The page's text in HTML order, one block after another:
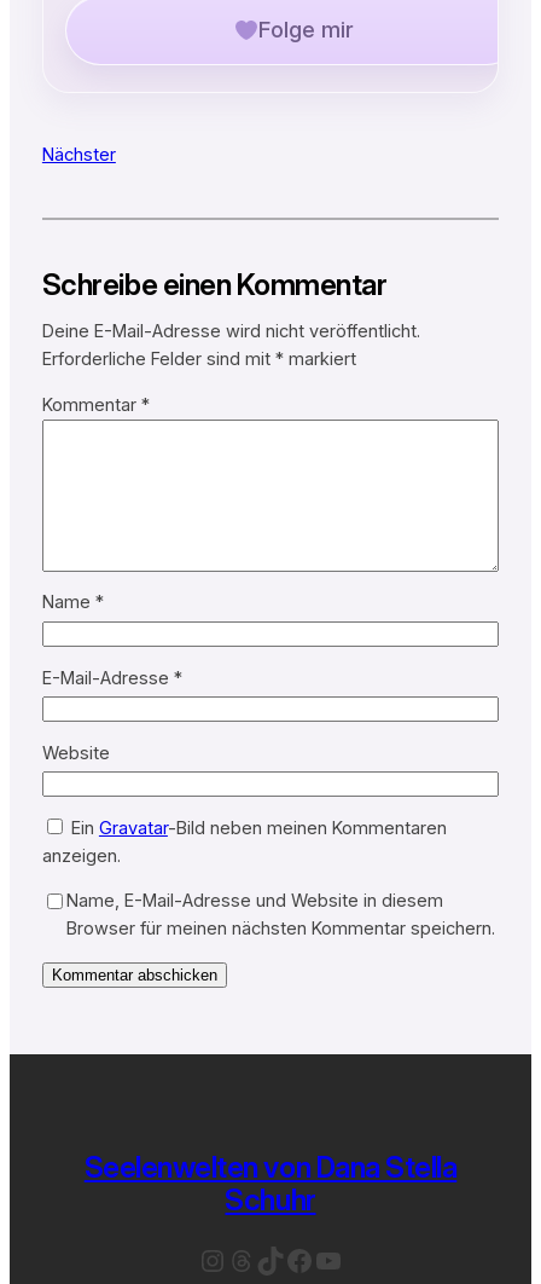
Folge mir
Nächster
Schreibe einen Kommentar
Deine E-Mail-Adresse wird nicht veröffentlicht.
Erforderliche Felder sind mit *markiert
Kommentar *
Name *
E-Mail-Adresse *
Website
Ein Gravatar-Bild neben meinen Kommentaren
anzeigen.
Name, E-Mail-Adresse und Website in diesem
Browser für meinen nächsten Kommentar speichern.
Seelenwelten von Dana Stella
Schuhr
Instagram
Threads
TikTok
Facebook
YouTube